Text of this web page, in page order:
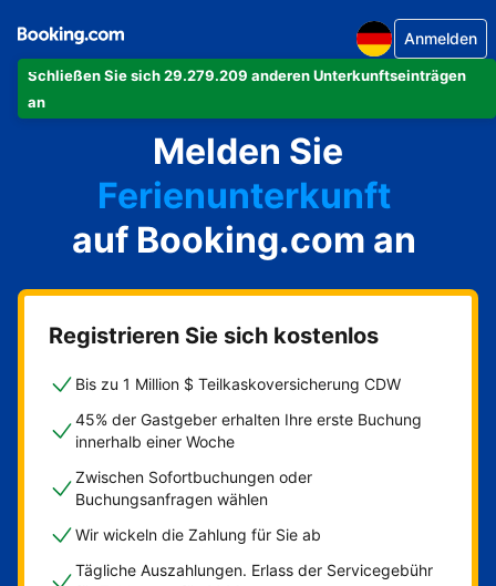
Schließen Sie sich 29.279.209 anderen Unterkunftseinträgen
an
Anmelden
Melden Sie
Ihre Ferienwohnung
Ihr Hotel
Ferienunterkunft
Ihre Pension
Ihr Bed & Breakfast
auf Booking.com an
Registrieren Sie sich kostenlos
Bis zu 1 Million $ Teilkaskoversicherung CDW
45% der Gastgeber erhalten Ihre erste Buchung
innerhalb einer Woche
Zwischen Sofortbuchungen oder
Buchungsanfragen wählen
Wir wickeln die Zahlung für Sie ab
Tägliche Auszahlungen. Erlass der Servicegebühr